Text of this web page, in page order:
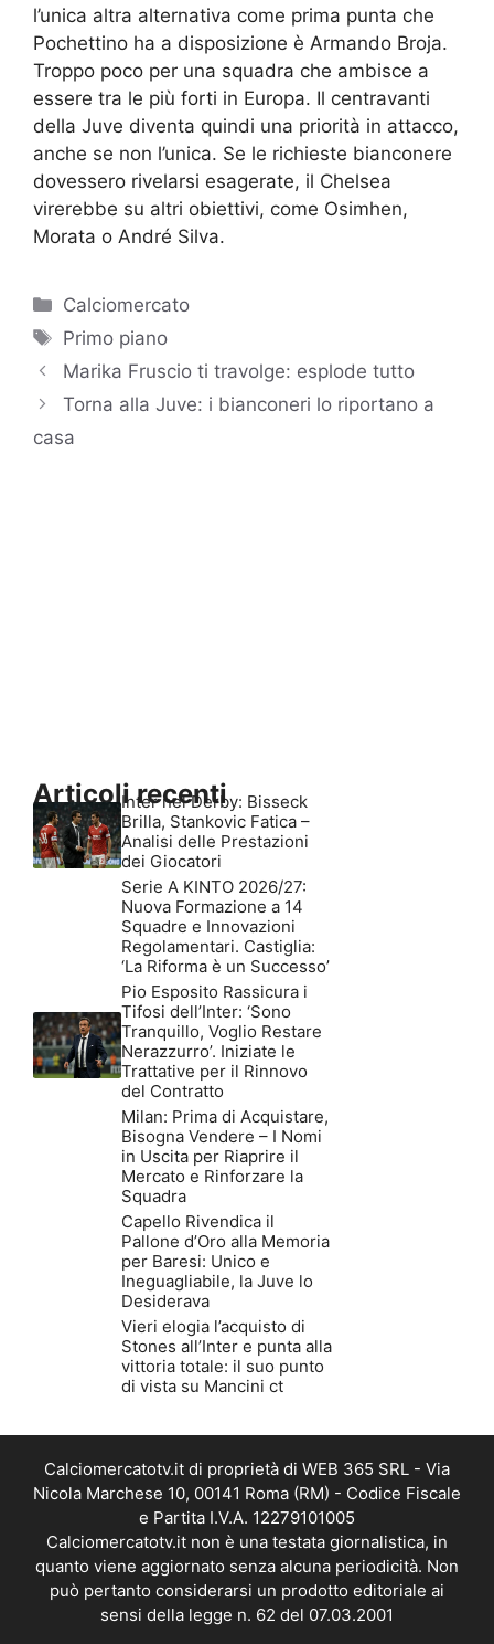
l’unica altra alternativa come prima punta che
Pochettino ha a disposizione è Armando Broja.
Troppo poco per una squadra che ambisce a
essere tra le più forti in Europa. Il centravanti
della Juve diventa quindi una priorità in attacco,
anche se non l’unica. Se le richieste bianconere
dovessero rivelarsi esagerate, il Chelsea
virerebbe su altri obiettivi, come Osimhen,
Morata o André Silva.
Categorie
Calciomercato
Tag
Primo piano
Marika Fruscio ti travolge: esplode tutto
Torna alla Juve: i bianconeri lo riportano a
casa
Articoli recenti
Inter nel Derby: Bisseck
Brilla, Stankovic Fatica –
Analisi delle Prestazioni
dei Giocatori
Serie A KINTO 2026/27:
Nuova Formazione a 14
Squadre e Innovazioni
Regolamentari. Castiglia:
‘La Riforma è un Successo’
Pio Esposito Rassicura i
Tifosi dell’Inter: ‘Sono
Tranquillo, Voglio Restare
Nerazzurro’. Iniziate le
Trattative per il Rinnovo
del Contratto
Milan: Prima di Acquistare,
Bisogna Vendere – I Nomi
in Uscita per Riaprire il
Mercato e Rinforzare la
Squadra
Capello Rivendica il
Pallone d’Oro alla Memoria
per Baresi: Unico e
Ineguagliabile, la Juve lo
Desiderava
Vieri elogia l’acquisto di
Stones all’Inter e punta alla
vittoria totale: il suo punto
di vista su Mancini ct
Calciomercatotv.it di proprietà di WEB 365 SRL - Via
Nicola Marchese 10, 00141 Roma (RM) - Codice Fiscale
e Partita I.V.A. 12279101005
Calciomercatotv.it non è una testata giornalistica, in
quanto viene aggiornato senza alcuna periodicità. Non
può pertanto considerarsi un prodotto editoriale ai
sensi della legge n. 62 del 07.03.2001